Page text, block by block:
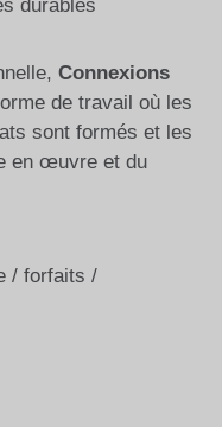
durables
Connexions
de travail où les
sont formés et les
en œuvre et du
/ forfaits /